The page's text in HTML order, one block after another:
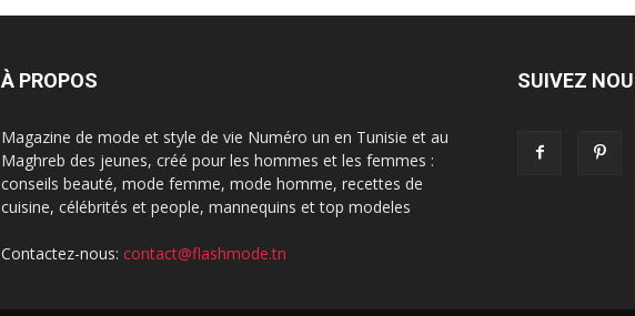
À PROPOS
Magazine de mode et style de vie Numéro un en Tunisie et au
Maghreb des jeunes, créé pour les hommes et les femmes :
conseils beauté, mode femme, mode homme, recettes de
cuisine, célébrités et people, mannequins et top modeles
Contactez-nous: contact@flashmode.tn
SUIVEZ